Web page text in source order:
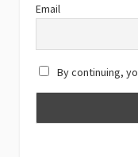
Email
By continuing,